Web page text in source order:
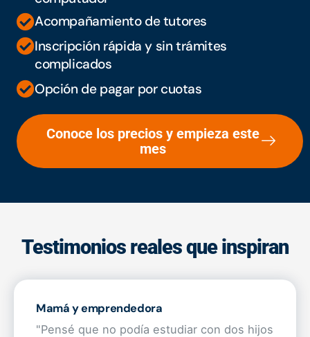
Acompañamiento de tutores
Inscripción rápida y sin trámites
complicados
Opción de pagar por cuotas
Conoce los precios y empieza este
mes
Testimonios reales que inspiran
Mamá y emprendedora
"Pensé que no podía estudiar con dos hijos